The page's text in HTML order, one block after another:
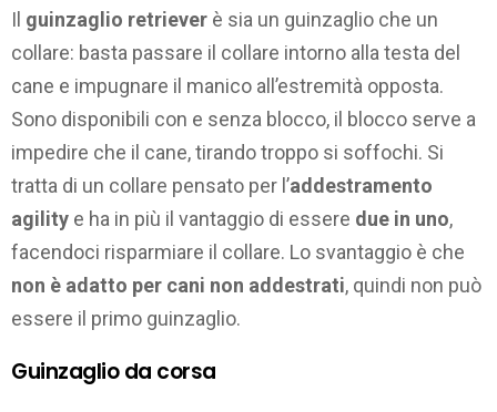
Il guinzaglio retriever è sia un guinzaglio che un
collare: basta passare il collare intorno alla testa del
cane e impugnare il manico all’estremità opposta.
Sono disponibili con e senza blocco, il blocco serve a
impedire che il cane, tirando troppo si soffochi. Si
tratta di un collare pensato per l’addestramento
agility e ha in più il vantaggio di essere due in uno,
facendoci risparmiare il collare. Lo svantaggio è che
non è adatto per cani non addestrati, quindi non può
essere il primo guinzaglio.
Guinzaglio da corsa